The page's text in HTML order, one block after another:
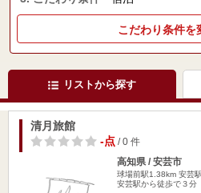
こだわり条件を
リストから探す
清月旅館
-点/ 0 件
高知県 / 安芸市
球場前駅1.38km 安芸
安芸駅から徒歩で３分